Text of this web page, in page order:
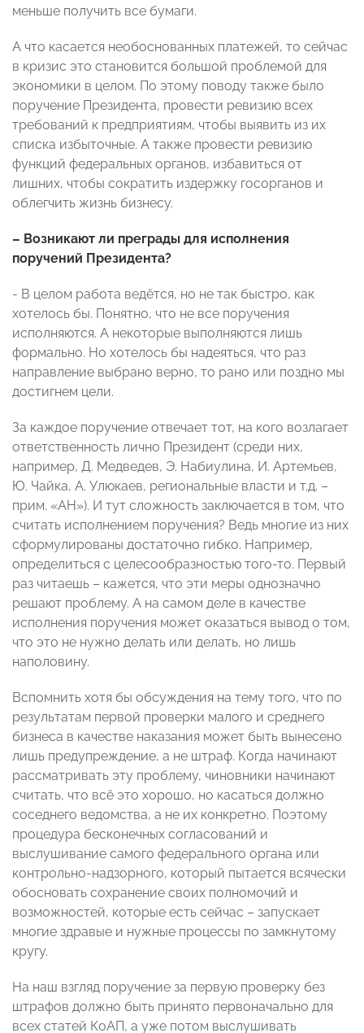
меньше получить все бумаги.
А что касается необоснованных платежей, то сейчас
в кризис это становится большой проблемой для
экономики в целом. По этому поводу также было
поручение Президента, провести ревизию всех
требований к предприятиям, чтобы выявить из их
списка избыточные. А также провести ревизию
функций федеральных органов, избавиться от
лишних, чтобы сократить издержку госорганов и
облегчить жизнь бизнесу.
– Возникают ли преграды для исполнения
поручений Президента?
- В целом работа ведётся, но не так быстро, как
хотелось бы. Понятно, что не все поручения
исполняются. А некоторые выполняются лишь
формально. Но хотелось бы надеяться, что раз
направление выбрано верно, то рано или поздно мы
достигнем цели.
За каждое поручение отвечает тот, на кого возлагает
ответственность лично Президент (среди них,
например, Д. Медведев, Э. Набиулина, И. Артемьев,
Ю. Чайка, А. Улюкаев, региональные власти и т.д. –
прим. «АН»). И тут сложность заключается в том, что
считать исполнением поручения? Ведь многие из них
сформулированы достаточно гибко. Например,
определиться с целесообразностью того-то. Первый
раз читаешь – кажется, что эти меры однозначно
решают проблему. А на самом деле в качестве
исполнения поручения может оказаться вывод о том,
что это не нужно делать или делать, но лишь
наполовину.
Вспомнить хотя бы обсуждения на тему того, что по
результатам первой проверки малого и среднего
бизнеса в качестве наказания может быть вынесено
лишь предупреждение, а не штраф. Когда начинают
рассматривать эту проблему, чиновники начинают
считать, что всё это хорошо, но касаться должно
соседнего ведомства, а не их конкретно. Поэтому
процедура бесконечных согласований и
выслушивание самого федерального органа или
контрольно-надзорного, который пытается всячески
обосновать сохранение своих полномочий и
возможностей, которые есть сейчас – запускает
многие здравые и нужные процессы по замкнутому
кругу.
На наш взгляд поручение за первую проверку без
штрафов должно быть принято первоначально для
всех статей КоАП, а уже потом выслушивать